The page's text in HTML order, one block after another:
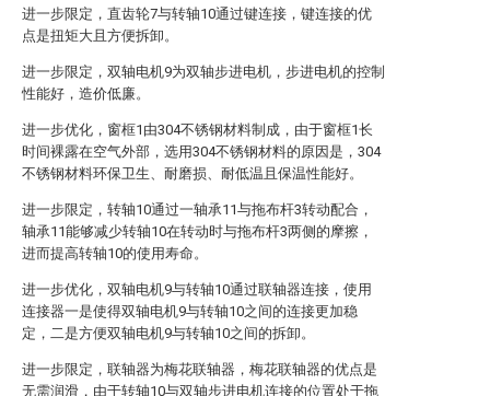
进一步限定，直齿轮7与转轴10通过键连接，键连接的优
点是扭矩大且方便拆卸。
进一步限定，双轴电机9为双轴步进电机，步进电机的控制
性能好，造价低廉。
进一步优化，窗框1由304不锈钢材料制成，由于窗框1长
时间裸露在空气外部，选用304不锈钢材料的原因是，304
不锈钢材料环保卫生、耐磨损、耐低温且保温性能好。
进一步限定，转轴10通过一轴承11与拖布杆3转动配合，
轴承11能够减少转轴10在转动时与拖布杆3两侧的摩擦，
进而提高转轴10的使用寿命。
进一步优化，双轴电机9与转轴10通过联轴器连接，使用
连接器一是使得双轴电机9与转轴10之间的连接更加稳
定，二是方便双轴电机9与转轴10之间的拆卸。
进一步限定，联轴器为梅花联轴器，梅花联轴器的优点是
无需润滑，由于转轴10与双轴步进电机连接的位置处于拖